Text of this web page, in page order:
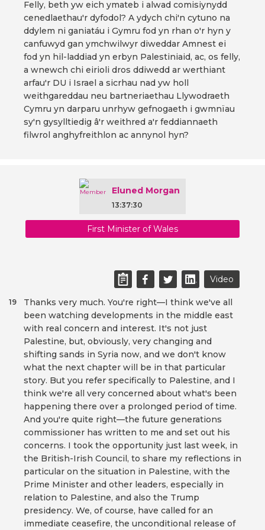
Felly, beth yw eich ymateb i alwad comisiynydd
cenedlaethau'r dyfodol? A ydych chi'n cytuno na
ddylem ni ganiatáu i Gymru fod yn rhan o'r hyn y
canfuwyd gan ymchwilwyr diweddar Amnest ei
fod yn hil-laddiad yn erbyn Palestiniaid, ac, os felly,
a wnewch chi eirioli dros ddiwedd ar werthiant
arfau'r DU i Israel a sicrhau nad yw holl
weithgareddau neu bartneriaethau Llywodraeth
Cymru yn darparu unrhyw gefnogaeth i gwmnïau
sy'n gysylltiedig â'r weithred a'r feddiannaeth
filwrol anghyfreithlon ac annynol hyn?
Eluned Morgan
13:37:30
First Minister of Wales
Video
Thanks very much. You're right—I think we've all
been watching developments in the middle east
with real concern and interest. It's not just
Palestine, but, obviously, very changing and
shifting sands in Syria now, and we don't know
what the next chapter will be in that particular
story. But you refer specifically to Palestine, and I
think we're all very concerned about what's been
happening there over a prolonged period of time.
And you're quite right—the future generations
commissioner has written to me and set out his
concerns. I took the opportunity just last week, in
the British-Irish Council, to share my reflections in
particular on the situation in Palestine, with the
Prime Minister and other leaders, especially in
relation to Palestine, and also the Trump
presidency. We, of course, have called for an
immediate ceasefire, the unconditional release of
19